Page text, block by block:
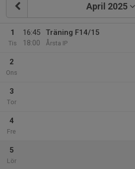
April 2025
1
Tis
16:45
18:00
Träning F14/15
Årsta IP
2
Ons
3
Tor
4
Fre
5
Lör